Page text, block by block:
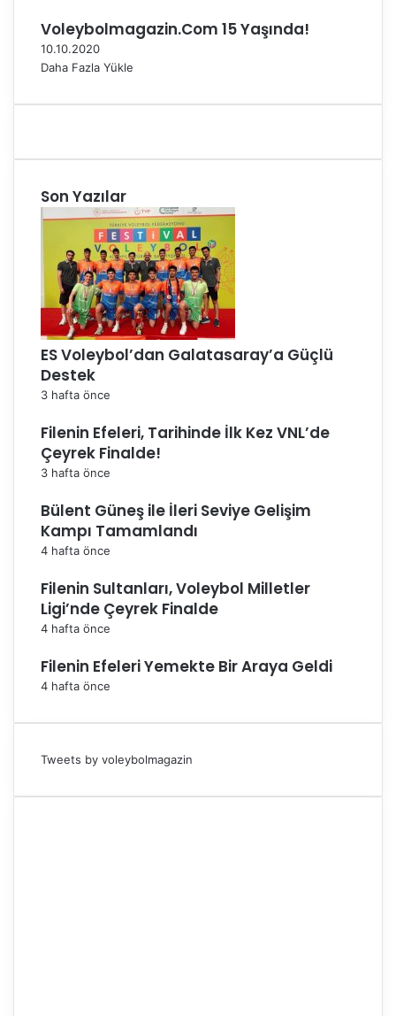
Voleybolmagazin.Com 15 Yaşında!
10.10.2020
Daha Fazla Yükle
Son Yazılar
ES Voleybol’dan Galatasaray’a Güçlü
Destek
3 hafta önce
Filenin Efeleri, Tarihinde İlk Kez VNL’de
Çeyrek Finalde!
3 hafta önce
Bülent Güneş ile İleri Seviye Gelişim
Kampı Tamamlandı
4 hafta önce
Filenin Sultanları, Voleybol Milletler
Ligi’nde Çeyrek Finalde
4 hafta önce
Filenin Efeleri Yemekte Bir Araya Geldi
4 hafta önce
Tweets by voleybolmagazin